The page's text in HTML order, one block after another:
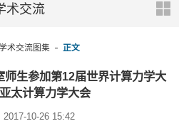
术交流
术交流图集 正文
师生参加第12届世界计算力学大
太计算力学大会
2017-10-26 15:42